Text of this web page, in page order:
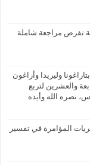
تفرض مراجعة شاملة
وليريدا وأراغون
والعشرين لتربع
نصره الله وأيده
المؤامرة في تفسير